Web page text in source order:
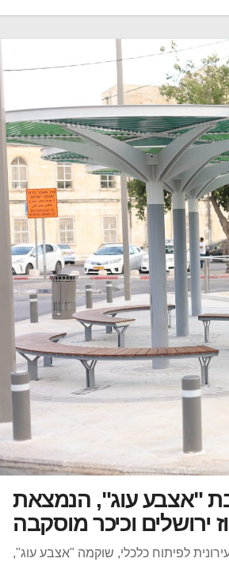
"אצבע עוג", הנמצאת
וכיכר מוסקבה
לפיתוח כלכלי, שוקמה "אצבע עוג",